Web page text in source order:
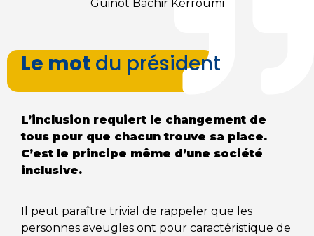
Le mot du président
L’inclusion requiert le changement de
tous pour que chacun trouve sa place.
C’est le principe même d’une société
inclusive.
Il peut paraître trivial de rappeler que les
personnes aveugles ont pour caractéristique de